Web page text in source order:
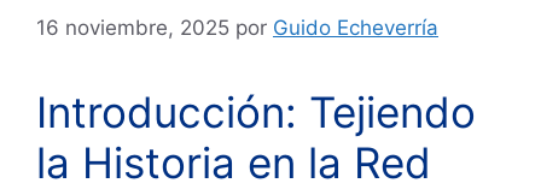
16 noviembre, 2025 por Guido Echeverría
Introducción: Tejiendo
la Historia en la Red